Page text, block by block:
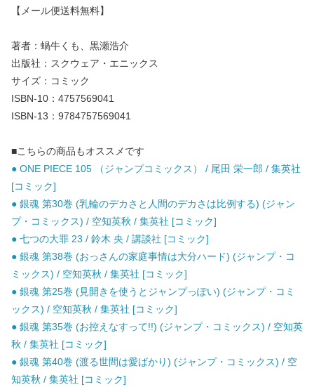
【メール便送料無料】
著者：蝸牛くも、黒瀬浩介
出版社：スクウェア・エニックス
サイズ：コミック
ISBN-10：4757569041
ISBN-13：9784757569041
■こちらの商品もオススメです
● ONE PIECE 105 （ジャンプコミックス） / 尾田 栄一郎 / 集英社
[コミック]
● 銀魂 第30巻 (乳輪のデカさと人間のデカさは比例する) (ジャン
プ・コミックス) / 空知英秋 / 集英社 [コミック]
● 七つの大罪 23 / 鈴木 央 / 講談社 [コミック]
● 銀魂 第38巻 (おっさんの家庭事情は大分ハード) (ジャンプ・コ
ミックス) / 空知英秋 / 集英社 [コミック]
● 銀魂 第25巻 (見開きを使うとジャンプっぽい) (ジャンプ・コミ
ックス) / 空知英秋 / 集英社 [コミック]
● 銀魂 第35巻 (お控えなすって!!) (ジャンプ・コミックス) / 空知英
秋 / 集英社 [コミック]
● 銀魂 第40巻 (渡る世間は愛ばかり) (ジャンプ・コミックス) / 空
知英秋 / 集英社 [コミック]